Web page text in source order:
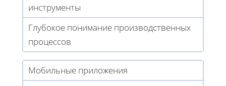
инструменты
Глубокое понимание производственных
процессов
Мобильные приложения